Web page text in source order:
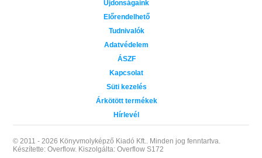
Újdonságaink
Előrendelhető
Tudnivalók
Adatvédelem
ÁSZF
Kapcsolat
Süti kezelés
Árkötött termékek
Hírlevél
© 2011 - 2026 Könyvmolyképző Kiadó Kft..
Minden jog fenntartva.
Készítette: Overflow. Kiszolgálta: Overflow S172